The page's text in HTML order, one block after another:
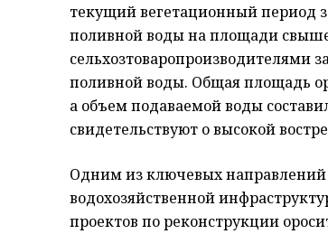
текущий вегетационный период
поливной воды на площади свыше
сельхозтоваропроизводителями
поливной воды. Общая площадь
а объем подаваемой воды
свидетельствуют о высокой
Одним из ключевых направлений
водохозяйственной
проектов по реконструкции